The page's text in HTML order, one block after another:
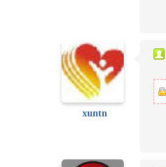
xuntn